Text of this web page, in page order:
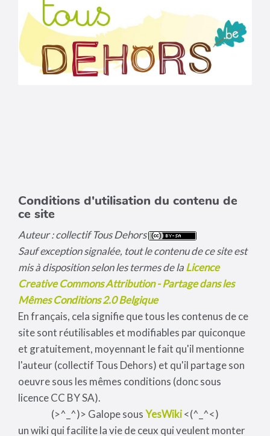
Conditions d'utilisation du contenu de
ce site
Auteur : collectif Tous Dehors
Sauf exception signalée, tout le contenu de ce site est
mis à disposition selon les termes de laLicence
Creative Commons Attribution - Partage dans les
Mêmes Conditions 2.0 Belgique
En français, cela signifie que tous les contenus de ce
site sont réutilisables et modifiables par quiconque
et gratuitement, moyennant le fait qu'il mentionne
l'auteur (collectif Tous Dehors) et qu'il partage son
oeuvre sous les mêmes conditions (donc sous
licence CC BY SA).
(>^_^)> Galope sousYesWiki<(^_^<)
un wiki qui facilite la vie de ceux qui veulent monter